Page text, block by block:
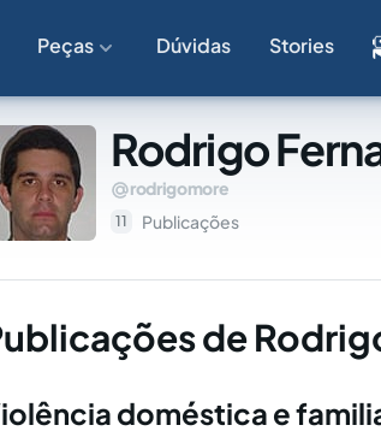
Peças Dúvidas Stories
Rodrigo
rodrigomore
11 Publicações
de
doméstica e